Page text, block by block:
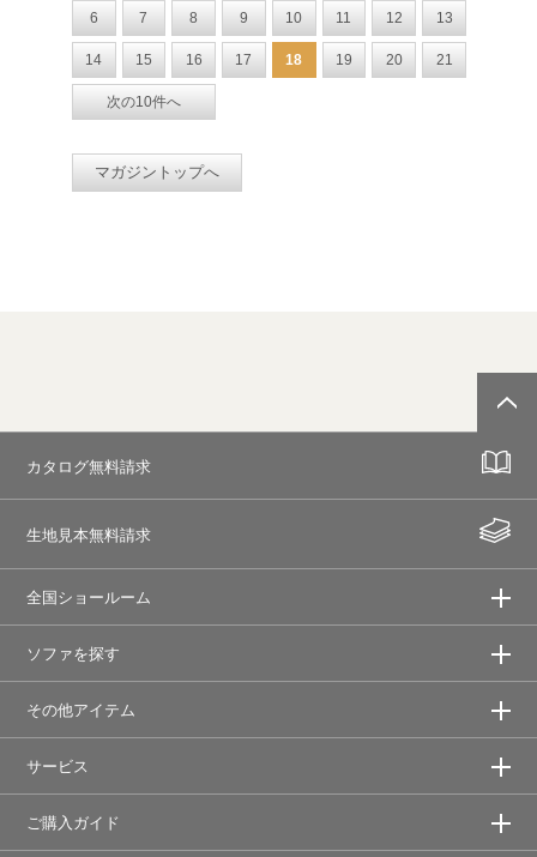
6 7 8 9 10 11 12 13
14 15 16 17 18 19 20 21
次の10件へ
マガジントップへ
カタログ無料請求
生地見本無料請求
全国ショールーム
ソファを探す
その他アイテム
サービス
ご購入ガイド